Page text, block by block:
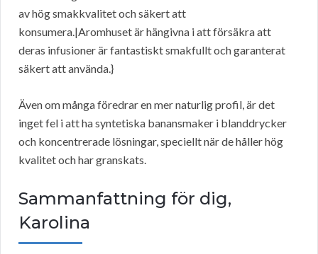
av hög smakkvalitet och säkert att
konsumera.|Aromhuset är hängivna i att försäkra att
deras infusioner är fantastiskt smakfullt och garanterat
säkert att använda.}
Även om många föredrar en mer naturlig profil, är det
inget fel i att ha syntetiska banansmaker i blanddrycker
och koncentrerade lösningar, speciellt när de håller hög
kvalitet och har granskats.
Sammanfattning för dig,
Karolina